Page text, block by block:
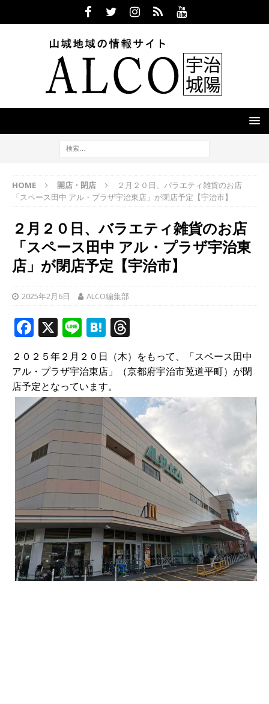
HOME 開店・閉店
２月２０日、バラエティ雑貨のお店
「スペース田中 アル・プラザ宇治東店」が閉店予定【宇治市】
２月２０日、バラエティ雑貨のお店
「スペース田中 アル・プラザ宇治東
店」が閉店予定【宇治市】
2025年2月6日 ALCO編集部
F
a
c
e
b
o
o
k
X Li
n
e
H
at
e
n
a
h
r
e
a
d
s
２０２５年２月２０日（木）をもって、「スペース田中
アル・プラザ宇治東店」（京都府宇治市莵道平町）が閉
店予定となっています。